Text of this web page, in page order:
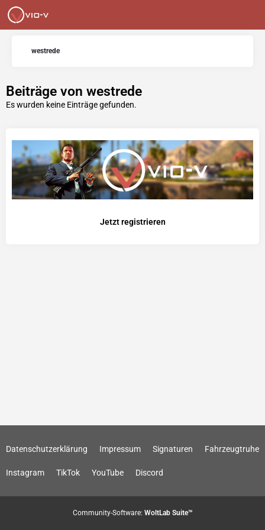
westrede
Beiträge von westrede
Es wurden keine Einträge gefunden.
Jetzt registrieren
Datenschutzerklärung Impressum Signaturen Fahrzeugtruhe
Instagram TikTok YouTube Discord
Community-Software: WoltLab Suite™